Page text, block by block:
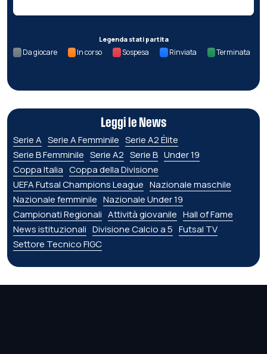
Legenda stati partita
Da giocare In corso Sospesa Rinviata Terminata
Leggi le News
Serie A Serie A Femminile Serie A2 Élite
Serie B Femminile Serie A2 Serie B Under 19
Coppa Italia Coppa della Divisione
UEFA Futsal Champions League Nazionale maschile
Nazionale femminile Nazionale Under 19
Campionati Regionali Attività giovanile Hall of Fame
News istituzionali Divisione Calcio a 5 Futsal TV
Settore Tecnico FIGC